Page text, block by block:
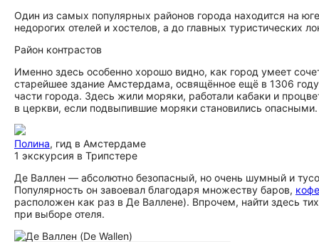
Один из самых популярных районов города находится на
недорогих отелей и хостелов, а до главных туристических
Район контрастов
Именно здесь особенно хорошо видно, как город умеет
старейшее здание Амстердама, освящённое ещё в 1306
части города. Здесь жили моряки, работали кабаки и
в церкви, если подвыпившие моряки становились опасными.
Полина, гид в Амстердаме
1 экскурсия в Трипстере
Де Валлен — абсолютно безопасный, но очень шумный и
Популярность он завоевал благодаря множеству баров,
расположен как раз в Де Валлене). Впрочем, найти здесь
при выборе отеля.